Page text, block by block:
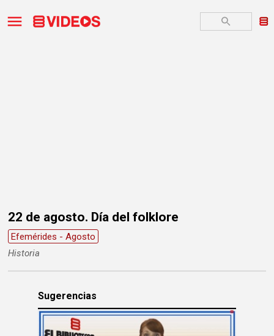
22 de agosto. Día del folklore
Efemérides - Agosto
Historia
Sugerencias